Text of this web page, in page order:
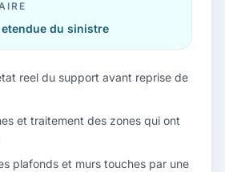
du sinistre
reel du support avant reprise de
et traitement des zones qui ont
plafonds et murs touches par une